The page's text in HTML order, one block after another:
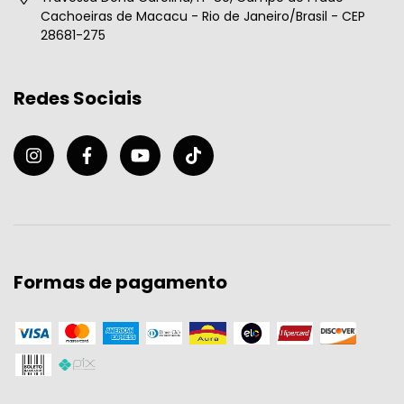
Cachoeiras de Macacu - Rio de Janeiro/Brasil - CEP
28681-275
Redes Sociais
Formas de pagamento